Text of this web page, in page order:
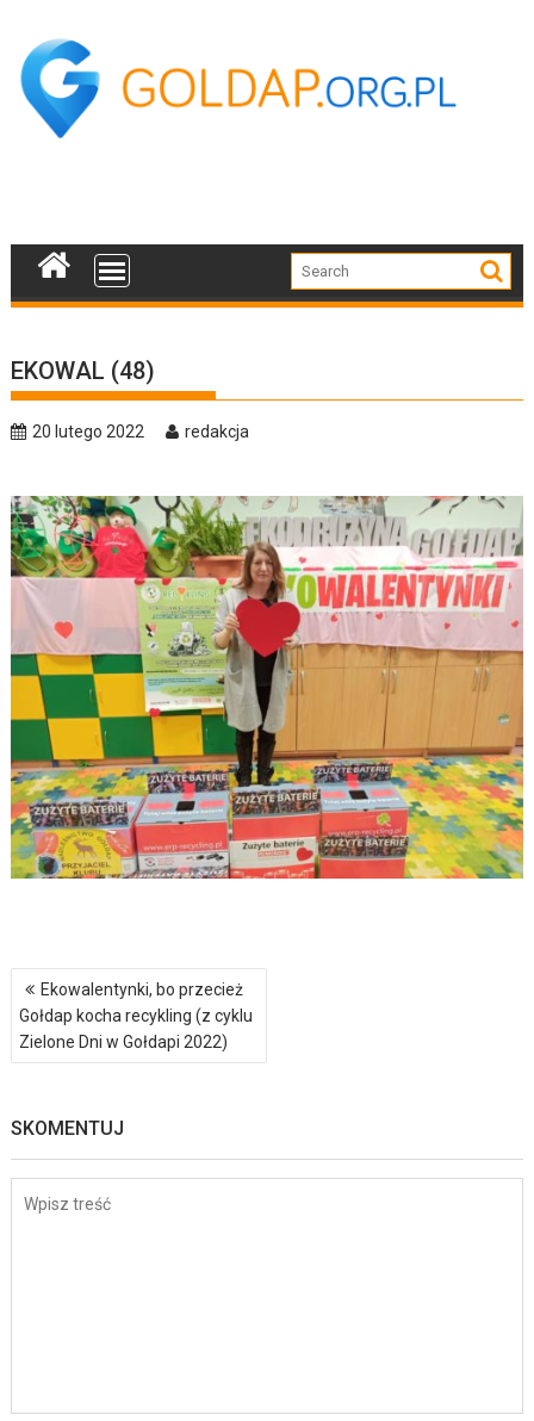
content
EKOWAL (48)
20 lutego 2022 redakcja
Nawigacja
wpisu
Ekowalentynki, bo przecież
Gołdap kocha recykling (z cyklu
Zielone Dni w Gołdapi 2022)
SKOMENTUJ